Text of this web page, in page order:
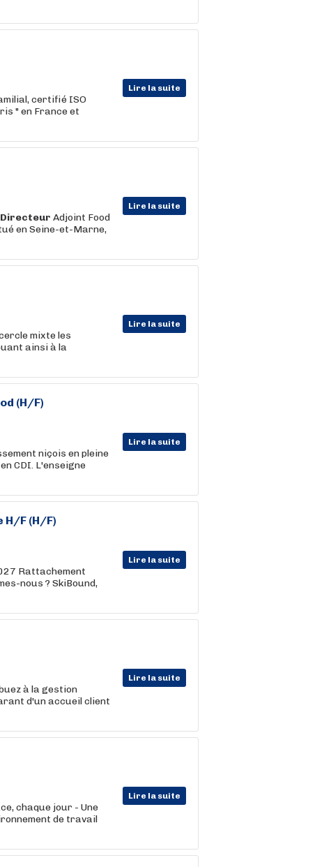
Lire la suite
certifié ISO
" en France et
Lire la suite
Directeur Adjoint Food
en Seine-et-Marne,
Lire la suite
mixte les
ainsi à la
(H/F)
Lire la suite
niçois en pleine
CDI. L'enseigne
H/F (H/F)
Lire la suite
Rattachement
nous ? SkiBound,
Lire la suite
à la gestion
d'un accueil client
Lire la suite
chaque jour - Une
de travail